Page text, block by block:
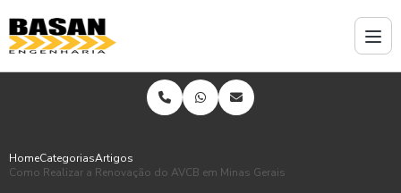
HomeCategoriasArtigos
Como Realizar a Renovação do AVCB em Minas Gerais